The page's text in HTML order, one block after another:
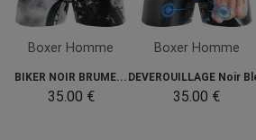
Boxer Homme
BIKER NOIR BRUME...
35.00 €
Boxer Homme
DEVEROUILLAGE Noir
35.00 €